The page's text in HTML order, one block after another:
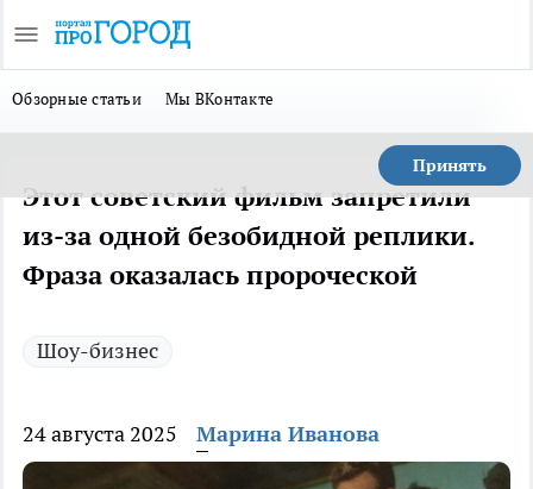
Обзорные статьи Мы ВКонтакте
Принять
Этот советский фильм запретили
из-за одной безобидной реплики.
Фраза оказалась пророческой
Шоу-бизнес
24 августа 2025 Марина Иванова